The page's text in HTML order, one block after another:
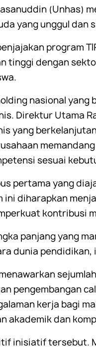
(Unhas)
yang unggul
program
tinggi dengan
nasional
Direktur Utama
yang
sesuai
pertama yang
ini diharapkan
kontribusi
panjang yang
dunia
pengembangan
kerja bagi
akademik dan
inisiatif